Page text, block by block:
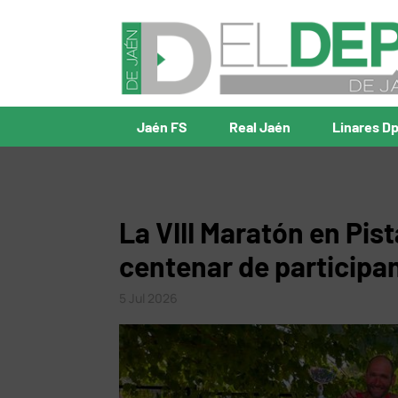
Jaén FS Real Jaén Linares
La VIII Maratón en
centenar de